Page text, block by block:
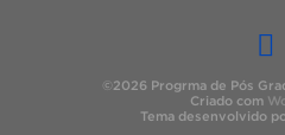
©2026 Progrma de Pós
Criado com
Tema desenvolvido